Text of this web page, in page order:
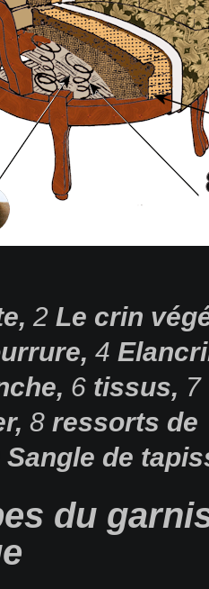
2 Le crin
4
6 tissus, 7
8 ressorts de
Sangle de
du